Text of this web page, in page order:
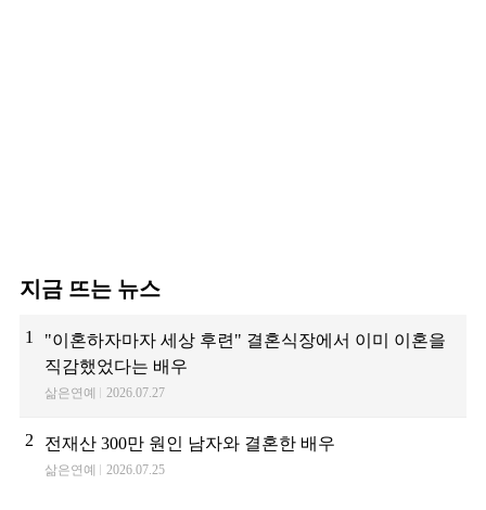
지금 뜨는 뉴스
1
"이혼하자마자 세상 후련" 결혼식장에서 이미 이혼을
직감했었다는 배우
삶은연예 2026.07.27
2 전재산 300만 원인 남자와 결혼한 배우
삶은연예 2026.07.25